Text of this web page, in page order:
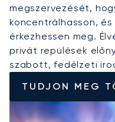
megszervezését,
koncentrálhasson,
érkezhessen meg.
privát repülések
szabott, fedélzeti
TUDJON MEG